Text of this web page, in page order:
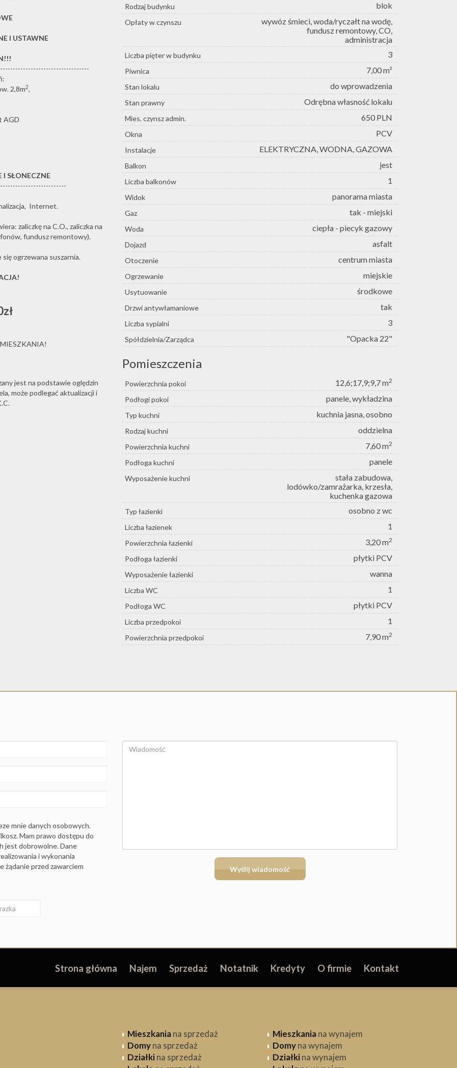
I USTAWNE
2,8m2,
AGD
I SŁONECZNE
Internet.
zaliczkę na C.O., zaliczka na
fundusz remontowy).
ogrzewana suszarnia.
jest na podstawie oględzin
może podlegać aktualizacji i
Rodzaj budynku blok
Opłaty w czynszu
wywóz śmieci, woda/ryczałt na wodę,
fundusz remontowy, CO,
administracja
Liczba pięter w budynku 3
Piwnica 7,00 m²
Stan lokalu do wprowadzenia
Stan prawny Odrębna własność lokalu
Mies. czynsz admin. 650 PLN
Okna PCV
Instalacje ELEKTRYCZNA, WODNA, GAZOWA
Balkon jest
Liczba balkonów 1
Widok panorama miasta
Gaz tak - miejski
Woda ciepła - piecyk gazowy
Dojazd asfalt
Otoczenie centrum miasta
Ogrzewanie miejskie
Usytuowanie środkowe
Drzwi antywłamaniowe tak
Liczba sypialni 3
Spółdzielnia/Zarządca "Opacka 22"
Pomieszczenia
Powierzchnia pokoi 12,6;17,9;9,7 m2
Podłogi pokoi panele, wykładzina
Typ kuchni kuchnia jasna, osobno
Rodzaj kuchni oddzielna
Powierzchnia kuchni 7,60 m2
Podłoga kuchni panele
Wyposażenie kuchni
stała zabudowa,
lodówko/zamrażarka, krzesła,
kuchenka gazowa
Typ łazienki osobno z wc
Liczba łazienek 1
Powierzchnia łazienki 3,20 m2
Podłoga łazienki płytki PCV
Wyposażenie łazienki wanna
Liczba WC 1
Podłoga WC płytki PCV
Liczba przedpokoi 1
Powierzchnia przedpokoi 7,90 m2
mnie danych osobowych.
Mam prawo dostępu do
jest dobrowolne. Dane
i wykonania
żądanie przed zawarciem
Strona główna Najem Sprzedaż Notatnik Kredyty O firmie Kontakt
Mieszkaniana sprzedaż
Domyna sprzedaż
Działkina sprzedaż
Mieszkaniana wynajem
Domyna wynajem
Działkina wynajem